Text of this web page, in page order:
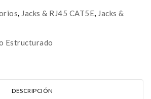
, Jacks & RJ45 CAT5E, Jacks &
Estructurado
DESCRIPCIÓN